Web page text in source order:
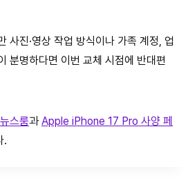
사진·영상 작업 방식이나 가족 계정, 업
분명하다면 이번 교체 시점에 반대편
스룸과Apple iPhone 17 Pro 사양 페
.